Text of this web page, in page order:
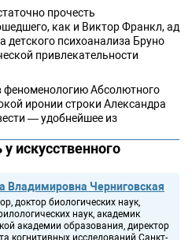
прочесть
как и Виктор Франкл, ад
детского психоанализа Бруно
привлекательности
феноменологию Абсолютного
иронии строки Александра
— удобнейшее из
искусственного
Владимировна Черниговская
доктор биологических наук,
наук, академик
академии образования, директор
когнитивных исследований Санкт-